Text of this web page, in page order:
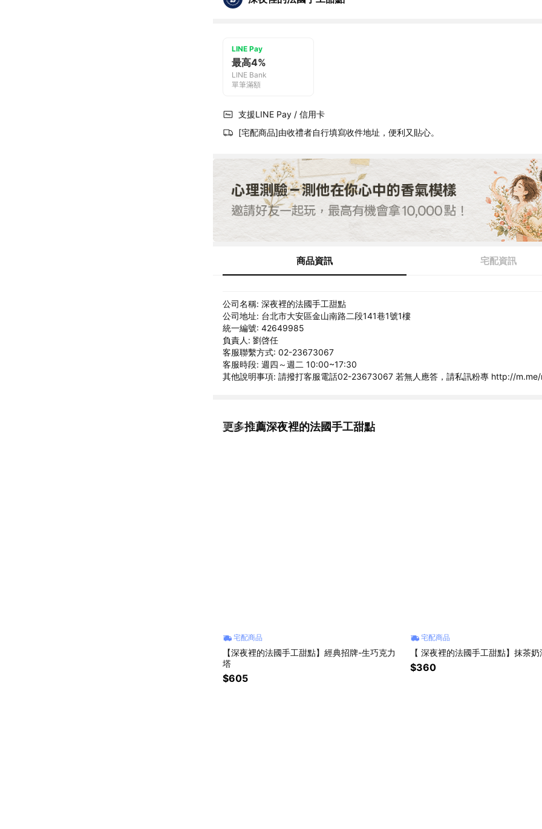
LINE Pay
最高4%
LINE Bank
單筆滿額
支援LINE Pay / 信用卡
[宅配商品]由收禮者自行填寫收件地址，便利又貼心。
商品資訊 宅配資訊
公司名稱: 深夜裡的法國手工甜點
公司地址: 台北市大安區金山南路二段141巷1號1樓
統一編號: 42649985
負責人: 劉啓任
客服聯繫方式: 02-23673067
客服時段: 週四～週二 10:00~17:30
其他說明事項: 請撥打客服電話02-23673067 若無人應答，請私訊粉專 http://
更多推薦深夜裡的法國手工甜點
看更多
宅配商品
【深夜裡的法國手工甜點】經典招牌-生巧克力
塔
$605
宅配商品
【 深夜裡的法國手工甜點】抹茶
$360